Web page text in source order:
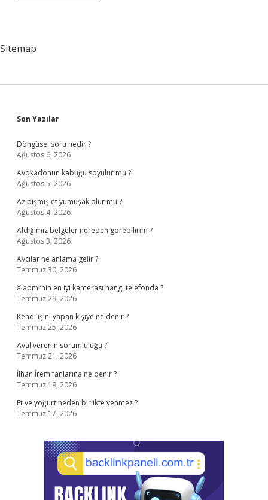
Sitemap
Sidebar
Son Yazılar
Döngüsel soru nedir ?
Ağustos 6, 2026
Avokadonun kabuğu soyulur mu ?
Ağustos 5, 2026
Az pişmiş et yumuşak olur mu ?
Ağustos 4, 2026
Aldığımız belgeler nereden görebilirim ?
Ağustos 3, 2026
Avcılar ne anlama gelir ?
Temmuz 30, 2026
Xiaomi’nin en iyi kamerası hangi telefonda ?
Temmuz 29, 2026
Kendi işini yapan kişiye ne denir ?
Temmuz 25, 2026
Aval verenin sorumluluğu ?
Temmuz 21, 2026
İlhan İrem fanlarına ne denir ?
Temmuz 19, 2026
Et ve yoğurt neden birlikte yenmez ?
Temmuz 17, 2026